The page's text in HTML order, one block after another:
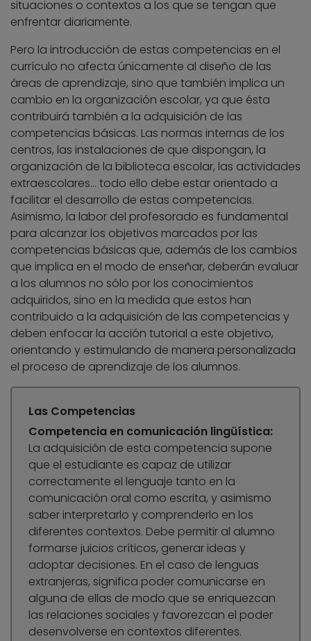
situaciones o contextos a los que se tengan que
enfrentar diariamente.
Pero la introducción de estas competencias en el
currículo no afecta únicamente al diseño de las
áreas de aprendizaje, sino que también implica un
cambio en la organización escolar, ya que ésta
contribuirá también a la adquisición de las
competencias básicas. Las normas internas de los
centros, las instalaciones de que dispongan, la
organización de la biblioteca escolar, las actividades
extraescolares… todo ello debe estar orientado a
facilitar el desarrollo de estas competencias.
Asimismo, la labor del profesorado es fundamental
para alcanzar los objetivos marcados por las
competencias básicas que, además de los cambios
que implica en el modo de enseñar, deberán evaluar
a los alumnos no sólo por los conocimientos
adquiridos, sino en la medida que estos han
contribuido a la adquisición de las competencias y
deben enfocar la acción tutorial a este objetivo,
orientando y estimulando de manera personalizada
el proceso de aprendizaje de los alumnos.
Las Competencias
Competencia en comunicación lingüística:
La adquisición de esta competencia supone
que el estudiante es capaz de utilizar
correctamente el lenguaje tanto en la
comunicación oral como escrita, y asimismo
saber interpretarlo y comprenderlo en los
diferentes contextos. Debe permitir al alumno
formarse juicios críticos, generar ideas y
adoptar decisiones. En el caso de lenguas
extranjeras, significa poder comunicarse en
alguna de ellas de modo que se enriquezcan
las relaciones sociales y favorezcan el poder
desenvolverse en contextos diferentes.